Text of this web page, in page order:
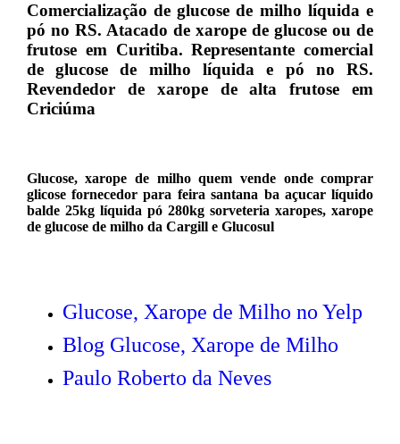
Comercialização de glucose de milho líquida e
pó no RS. Atacado de xarope de glucose ou de
frutose em Curitiba. Representante comercial
de glucose de milho líquida e pó no RS.
Revendedor de xarope de alta frutose em
Criciúma
Glucose, xarope de milho quem vende onde comprar
glicose fornecedor para feira santana ba açucar líquido
balde 25kg líquida pó 280kg sorveteria xaropes, xarope
de glucose de milho da Cargill e Glucosul
Glucose, Xarope de Milho no Yelp
Blog Glucose, Xarope de Milho
Paulo Roberto da Neves